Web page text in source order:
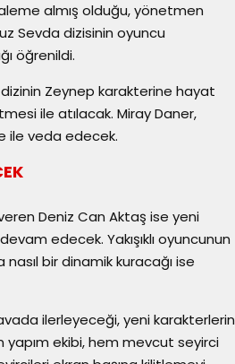
almış olduğu, yönetmen
Sevda dizisinin oyuncu
öğrenildi.
Zeynep karakterine hayat
ile atılacak. Miray Daner,
ile veda edecek.
Deniz Can Aktaş ise yeni
edecek. Yakışıklı oyuncunun
bir dinamik kuracağı ise
ilerleyeceği, yeni karakterlerin
yapım ekibi, hem mevcut seyirci